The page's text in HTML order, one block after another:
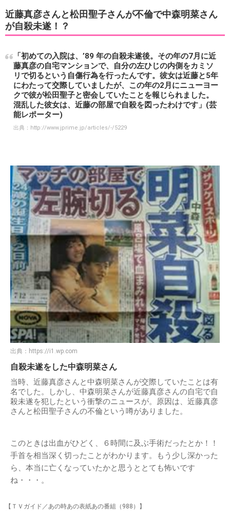
近藤真彦さんと松田聖子さんが不倫で中森明菜さん
が自殺未遂！？
「初めての入院は、’89 年の自殺未遂後。その年の7月に近
藤真彦の自宅マンションで、自分の左ひじの内側をカミソ
リで切るという自傷行為を行ったんです。彼女は近藤と5年
にわたって交際していましたが、この年の2月にニューヨー
クで彼が松田聖子と密会していたことを報じられました。
混乱した彼女は、近藤の部屋で自殺を図ったわけです」(芸
能レポーター)
出典： http://www.jprime.jp/articles/-/5229
出典： https://i1.wp.com
自殺未遂をした中森明菜さん
当時、近藤真彦さんと中森明菜さんが交際していたことは有
名でした。しかし、中森明菜さんが近藤真彦さんの自宅で自
殺未遂を犯したという衝撃のニュースが。原因は、近藤真彦
さんと松田聖子さんの不倫という噂がありました。
このときは出血がひどく、６時間に及ぶ手術だったとか！！
手首を相当深く切ったことがわかります。もう少し深かった
ら、本当に亡くなっていたかと思うととても怖いです
ね・・・。
【ＴＶガイド／あの時あの表紙あの番組（988）】